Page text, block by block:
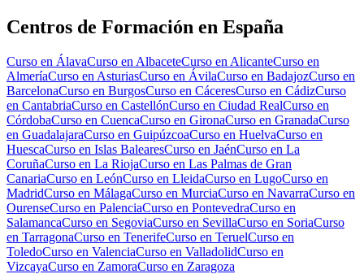
Centros de Formación en España
Curso en ÁlavaCurso en AlbaceteCurso en AlicanteCurso en
AlmeríaCurso en AsturiasCurso en ÁvilaCurso en BadajozCurso en
BarcelonaCurso en BurgosCurso en CáceresCurso en CádizCurso
en CantabriaCurso en CastellónCurso en Ciudad RealCurso en
CórdobaCurso en CuencaCurso en GironaCurso en GranadaCurso
en GuadalajaraCurso en GuipúzcoaCurso en HuelvaCurso en
HuescaCurso en Islas BalearesCurso en JaénCurso en La
CoruñaCurso en La RiojaCurso en Las Palmas de Gran
CanariaCurso en LeónCurso en LleidaCurso en LugoCurso en
MadridCurso en MálagaCurso en MurciaCurso en NavarraCurso en
OurenseCurso en PalenciaCurso en PontevedraCurso en
SalamancaCurso en SegoviaCurso en SevillaCurso en SoriaCurso
en TarragonaCurso en TenerifeCurso en TeruelCurso en
ToledoCurso en ValenciaCurso en ValladolidCurso en
VizcayaCurso en ZamoraCurso en Zaragoza